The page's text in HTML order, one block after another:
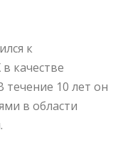
к
качестве
течение 10 лет он
в области